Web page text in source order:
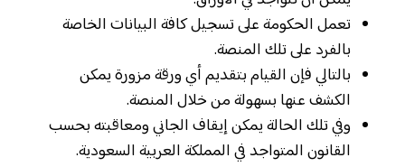
تعمل الحكومة على تسجيل كافة البيانات الخاصة
بالفرد على تلك المنصة.
بالتالي فإن القيام بتقديم أي ورقة مزورة يمكن
الكشف عنها بسهولة من خلال المنصة.
وفي تلك الحالة يمكن إيقاف الجاني ومعاقبته بحسب
القانون المتواجد في المملكة العربية السعودية.